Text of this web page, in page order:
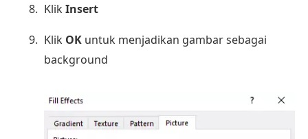
KlikInsert
Klik OKuntuk menjadikan gambar sebagai
background